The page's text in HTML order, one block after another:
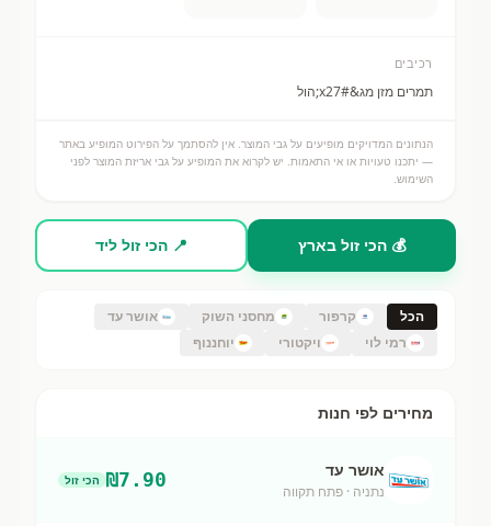
רכיבים
תמרים מזן מג&#x27;הול
הנתונים המדויקים מופיעים על גבי המוצר. אין להסתמך על הפירוט המופיע באתר
— יתכנו טעויות או אי התאמות. יש לקרוא את המופיע על גבי אריזת המוצר לפני
השימוש.
💰 הכי זול בארץ 📍 הכי זול ליד
הכל קרפור מחסני השוק
אושר עד
רמי לוי
ויקטורי יוחננוף
מחירים לפי חנות
אושר עד
נתניה · פתח תקווה
₪7.90 הכי זול